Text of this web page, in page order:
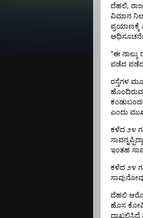
ದೆಹಲಿ,
ವಿಮಾನ
ಪ್ರಯಾಣಕ್ಕೆ
"ಈ ನಾಲ್ಕು
ಪಡೆದ
ರಸ್ತೆಗಳ
ಹೊಂದಿರುವ
ಎಂದು
ಕಳೆದ ೨೪
ಇಂತಹ
ಕಳೆದ ೨೪
ದೆಹಲಿ
ಹೊಸ
ದಾಖಲಿಸಿದೆ